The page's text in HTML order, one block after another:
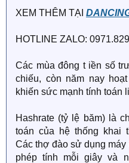
XEM THÊM TẠI
HOTLINE ZALO:
Các mùa đông t iền số
chiếu, còn năm nay
khiến sức mạnh tính toán
Hashrate (tỷ lệ băm) là
toán của hệ thống khai
Các thợ đào sử dụng
phép tính mỗi giây và